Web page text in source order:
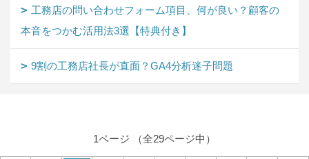
工務店の問い合わせフォーム項目、何が良い？顧客の
本音をつかむ活用法3選【特典付き】
9割の工務店社長が直面？GA4分析迷子問題
1ページ （全29ページ中）